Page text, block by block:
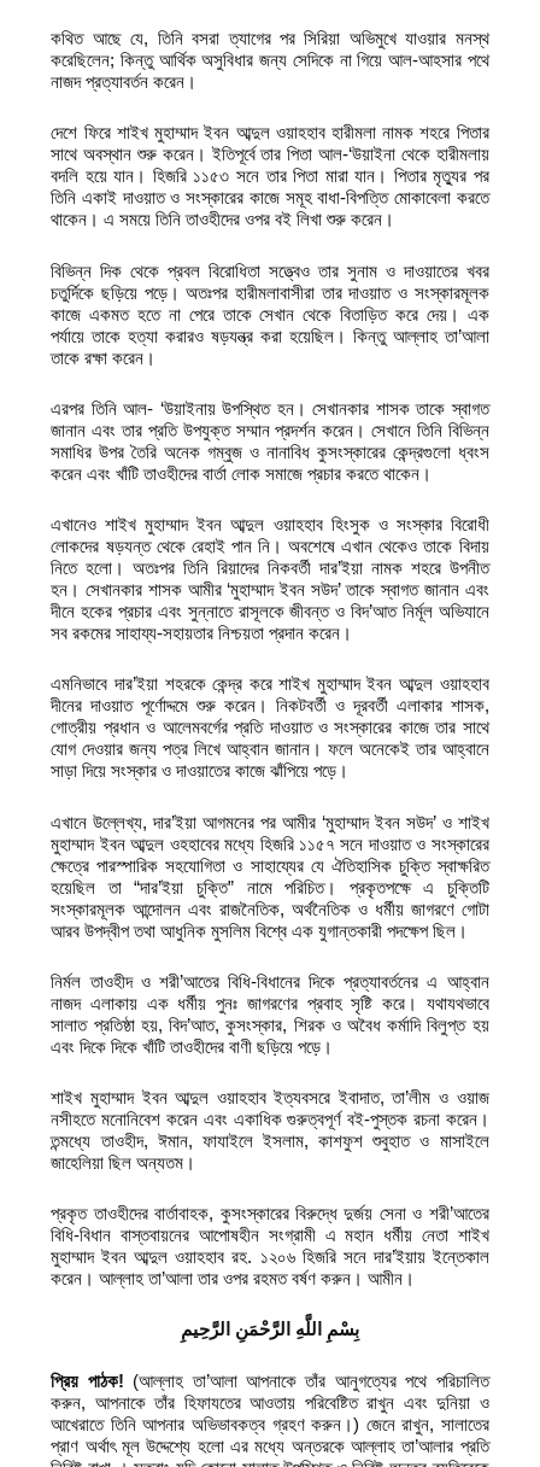
কথিত আছে যে, তিনি বসরা ত্যাগের পর সিরিয়া অভিমুখে যাওয়ার মনস্থ
করেছিলেন; কিন্তু আর্থিক অসুবিধার জন্য সেদিকে না গিয়ে আল-আহসার পথে
নাজদ প্রত্যাবর্তন করেন।
দেশে ফিরে শাইখ মুহাম্মাদ ইবন আব্দুল ওয়াহহাব হারীমলা নামক শহরে পিতার
সাথে অবস্থান শুরু করেন। ইতিপূর্বে তার পিতা আল-‘উয়াইনা থেকে হারীমলায়
বদলি হয়ে যান। হিজরি ১১৫৩ সনে তার পিতা মারা যান। পিতার মৃত্যুর পর
তিনি একাই দাওয়াত ও সংস্কারের কাজে সমূহ বাধা-বিপত্তি মোকাবেলা করতে
থাকেন। এ সময়ে তিনি তাওহীদের ওপর বই লিখা শুরু করেন।
বিভিন্ন দিক থেকে প্রবল বিরোধিতা সত্ত্বেও তার সুনাম ও দাওয়াতের খবর
চতুর্দিকে ছড়িয়ে পড়ে। অতঃপর হারীমলাবাসীরা তার দাওয়াত ও সংস্কারমূলক
কাজে একমত হতে না পেরে তাকে সেখান থেকে বিতাড়িত করে দেয়। এক
পর্যায়ে তাকে হত্যা করারও ষড়যন্ত্র করা হয়েছিল। কিন্তু আল্লাহ তা’আলা
তাকে রক্ষা করেন।
এরপর তিনি আল- ‘উয়াইনায় উপস্থিত হন। সেখানকার শাসক তাকে স্বাগত
জানান এবং তার প্রতি উপযুক্ত সম্মান প্রদর্শন করেন। সেখানে তিনি বিভিন্ন
সমাধির উপর তৈরি অনেক গম্বুজ ও নানাবিধ কুসংস্কারের কেন্দ্রগুলো ধ্বংস
করেন এবং খাঁটি তাওহীদের বার্তা লোক সমাজে প্রচার করতে থাকেন।
এখানেও শাইখ মুহাম্মাদ ইবন আব্দুল ওয়াহহাব হিংসুক ও সংস্কার বিরোধী
লোকদের ষড়যন্ত থেকে রেহাই পান নি। অবশেষে এখান থেকেও তাকে বিদায়
নিতে হলো। অতঃপর তিনি রিয়াদের নিকবর্তী দার’ইয়া নামক শহরে উপনীত
হন। সেখানকার শাসক আমীর ‘মুহাম্মাদ ইবন সউদ’ তাকে স্বাগত জানান এবং
দীনে হকের প্রচার এবং সুন্নাতে রাসূলকে জীবন্ত ও বিদ’আত নির্মূল অভিযানে
সব রকমের সাহায্য-সহায়তার নিশ্চয়তা প্রদান করেন।
এমনিভাবে দার’ইয়া শহরকে কেন্দ্র করে শাইখ মুহাম্মাদ ইবন আব্দুল ওয়াহহাব
দীনের দাওয়াত পূর্ণোদ্দমে শুরু করেন। নিকটবর্তী ও দূরবর্তী এলাকার শাসক,
গোত্রীয় প্রধান ও আলেমবর্গের প্রতি দাওয়াত ও সংস্কারের কাজে তার সাথে
যোগ দেওয়ার জন্য পত্র লিখে আহ্বান জানান। ফলে অনেকেই তার আহ্বানে
সাড়া দিয়ে সংস্কার ও দাওয়াতের কাজে ঝাঁপিয়ে পড়ে।
এখানে উল্লেখ্য, দার’ইয়া আগমনের পর আমীর ‘মুহাম্মাদ ইবন সউদ’ ও শাইখ
মুহাম্মাদ ইবন আব্দুল ওহহাবের মধ্যে হিজরি ১১৫৭ সনে দাওয়াত ও সংস্কারের
ক্ষেত্রে পারস্পারিক সহযোগিতা ও সাহায্যের যে ঐতিহাসিক চুক্তি স্বাক্ষরিত
হয়েছিল তা “দার’ইয়া চুক্তি” নামে পরিচিত। প্রকৃতপক্ষে এ চুক্তিটি
সংস্কারমূলক আন্দোলন এবং রাজনৈতিক, অর্থনৈতিক ও ধর্মীয় জাগরণে গোটা
আরব উপদ্বীপ তথা আধুনিক মুসলিম বিশ্বে এক যুগান্তকারী পদক্ষেপ ছিল।
নির্মল তাওহীদ ও শরী’আতের বিধি-বিধানের দিকে প্রত্যাবর্তনের এ আহ্বান
নাজদ এলাকায় এক ধর্মীয় পুনঃ জাগরণের প্রবাহ সৃষ্টি করে। যথাযথভাবে
সালাত প্রতিষ্ঠা হয়, বিদ’আত, কুসংস্কার, শিরক ও অবৈধ কর্মাদি বিলুপ্ত হয়
এবং দিকে দিকে খাঁটি তাওহীদের বাণী ছড়িয়ে পড়ে।
শাইখ মুহাম্মাদ ইবন আব্দুল ওয়াহহাব ইত্যবসরে ইবাদাত, তা’লীম ও ওয়াজ
নসীহতে মনোনিবেশ করেন এবং একাধিক গুরুত্বপূর্ণ বই-পুস্তক রচনা করেন।
তন্মধ্যে তাওহীদ, ঈমান, ফাযাইলে ইসলাম, কাশফুশ শুবুহাত ও মাসাইলে
জাহেলিয়া ছিল অন্যতম।
প্রকৃত তাওহীদের বার্তাবাহক, কুসংস্কারের বিরুদ্ধে দুর্জয় সেনা ও শরী’আতের
বিধি-বিধান বাস্তবায়নের আপোষহীন সংগ্রামী এ মহান ধর্মীয় নেতা শাইখ
মুহাম্মাদ ইবন আব্দুল ওয়াহহাব রহ. ১২০৬ হিজরি সনে দার’ইয়ায় ইন্তেকাল
করেন। আল্লাহ তা’আলা তার ওপর রহমত বর্ষণ করুন। আমীন।
بِسْمِ اللَّهِ الرَّحْمَنِ الرَّحِيمِ
প্রিয় পাঠক! (আল্লাহ তা’আলা আপনাকে তাঁর আনুগত্যের পথে পরিচালিত
করুন, আপনাকে তাঁর হিফাযতের আওতায় পরিবেষ্টিত রাখুন এবং দুনিয়া ও
আখেরাতে তিনি আপনার অভিভাবকত্ব গ্রহণ করুন।) জেনে রাখুন, সালাতের
প্রাণ অর্থাৎ মূল উদ্দেশ্যে হলো এর মধ্যে অন্তরকে আল্লাহ তা’আলার প্রতি